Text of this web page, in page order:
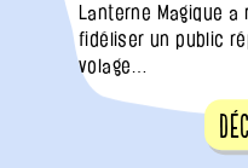
Lanterne Magique
fidéliser un public
volage…